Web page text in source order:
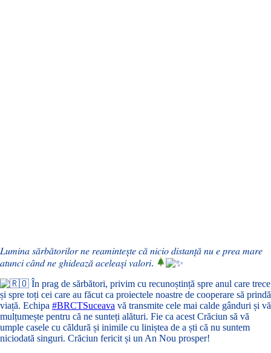
𝐿𝑢𝑚𝑖𝑛𝑎 𝑠𝑎̆𝑟𝑏𝑎̆𝑡𝑜𝑟𝑖𝑙𝑜𝑟 𝑛𝑒 𝑟𝑒𝑎𝑚𝑖𝑛𝑡𝑒𝑠̦𝑡𝑒 𝑐𝑎̆ 𝑛𝑖𝑐𝑖𝑜 𝑑𝑖𝑠𝑡𝑎𝑛𝑡̦𝑎̆ 𝑛𝑢 𝑒 𝑝𝑟𝑒𝑎 𝑚𝑎𝑟𝑒
𝑎𝑡𝑢𝑛𝑐𝑖 𝑐𝑎̂𝑛𝑑 𝑛𝑒 𝑔ℎ𝑖𝑑𝑒𝑎𝑧𝑎̆ 𝑎𝑐𝑒𝑙𝑒𝑎𝑠̦𝑖 𝑣𝑎𝑙𝑜𝑟𝑖.
În prag de sărbători, privim cu recunoștință spre anul care trece
și spre toți cei care au făcut ca proiectele noastre de cooperare să prindă
viață. Echipa #BRCTSuceava vă transmite cele mai calde gânduri și vă
mulțumește pentru că ne sunteți alături. Fie ca acest Crăciun să vă
umple casele cu căldură și inimile cu liniștea de a ști că nu suntem
niciodată singuri. Crăciun fericit și un An Nou prosper!